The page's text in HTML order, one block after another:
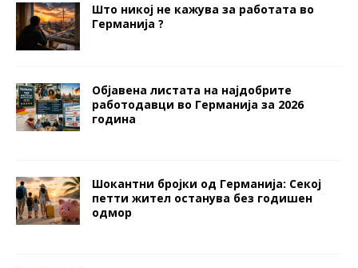
Што никој не кажува за работата во
Германија ?
Објавена листата на најдобрите
работодавци во Германија за 2026
година
Шокантни бројки од Германија: Секој
петти жител останува без годишен
одмор